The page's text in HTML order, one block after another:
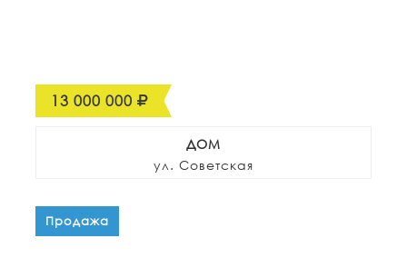
13 000 000
ДОМ
ул. Советская
Продажа